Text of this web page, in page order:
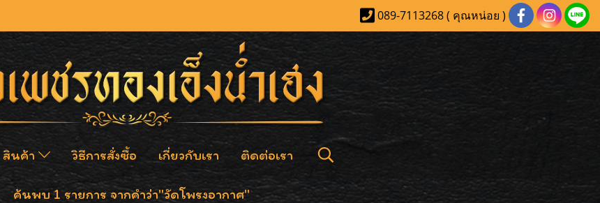
089-7113268 ( คุณหน่อย )
สินค้า วิธีการสั่งซื้อ เกี่ยวกับเรา ติดต่อเรา
ค้นพบ 1 รายการ จากคำว่า"วัดโพรงอากาศ"